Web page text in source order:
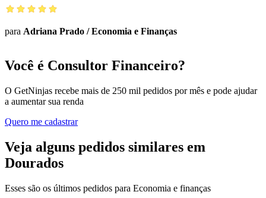
para Adriana Prado /Economia e Finanças
Você é Consultor Financeiro?
O GetNinjas recebe mais de 250 mil pedidos por mês e pode ajudar
a aumentar sua renda
Quero me cadastrar
Veja alguns pedidos similares em
Dourados
Esses são os últimos pedidos para Economia e finanças